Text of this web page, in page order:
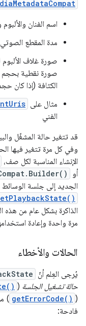
اسم الفنان
مدة المقطع الصوتي
صورة غلاف
الكثافة (إذا كان
مثال على
الفني
قد تتغير حالة المشغّل
وفي كل مرة تتغير فيها
الإنشاء المناسبة لكل صف،
أو
الجديد إلى جلسة
الذاكرة بشكل عام من هذه
مرة واحدة وإعادة
الحالات والأخطاء
يُرجى العِلم أنّ
حالة تشغيل الجلسة (
(
getErrorCode()
)
فادحة: